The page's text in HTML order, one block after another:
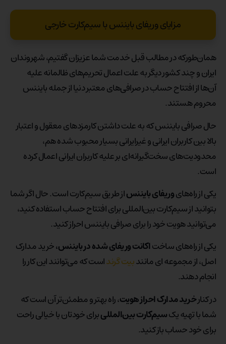
مزایای وریفای بایننس با سیم‌کارت خارجی
همان‌طورکه در مطالب قبل خدمت شما عزیزان گفتیم، شهروندان
ایران و چند کشور دیگر به علت اعمال تحریم‌های ظالمانه علیه
آن‌ها از افتتاح حساب در صرافی‌های معتبر دنیا از جمله بایننس
محروم هستند.
حال صرافی بایننس که به علت داشتن کارمزدهای معقول و اعتبار
بالا بین کاربران ایرانی و غیرایرانی بسیار محبوب شده هم،
محدودیت‌های سخت‌گیرانه‌ای بر علیه کاربران ایرانی اعمال کرده
‌است.
یکی از راه‌هایوریفای بایننساز طریق سیم‌کارت است. حال اگر شما
بتوانید از سیم‌کارت بین‌المللی برای افتتاح حساب استفاده کنید،
می‌توانید هویت خود را برای صرافی بایننس احراز کنید.
یکی از راه‎‌های ساخت
اکانت وریفای شده در بایننس،خرید مدارک
اصل، از مجموعه ای مانندبیت گرنداست که می‌توانند این کار را
انجام دهند.
در کنارخرید مدارک احراز هویت، راه بهتر و مطمئن‌تر آن است که
شما با تهیه یکسیم‌کارت بین‌المللیبرای خودتان با خیالی راحت
برای خود حساب باز کنید.